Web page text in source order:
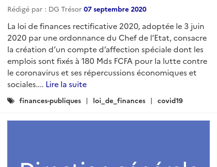
Rédigé par : DG Trésor 07 septembre 2020
La loi de finances rectificative 2020, adoptée le 3 juin
2020 par une ordonnance du Chef de l’Etat, consacre
la création d’un compte d’affection spéciale dont les
emplois sont fixés à 180 Mds FCFA pour la lutte contre
le coronavirus et ses répercussions économiques et
sociales.... Lire la suite
Catégories
finances-publiques loi_de_finances covid19